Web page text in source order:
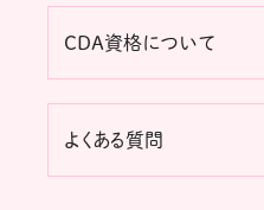
CDA資格について
よくある質問